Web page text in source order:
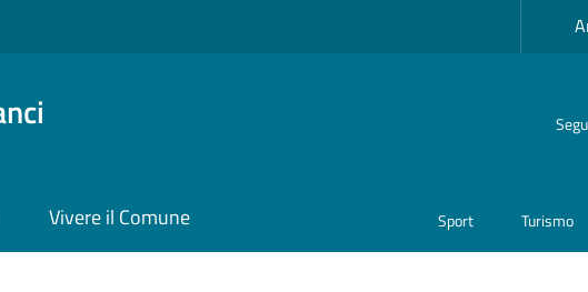
Vivere il Comune Sport Turismo